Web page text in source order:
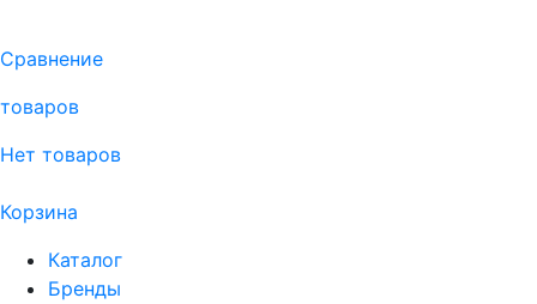
Сравнение
товаров
Нет товаров
Корзина
Каталог
Бренды